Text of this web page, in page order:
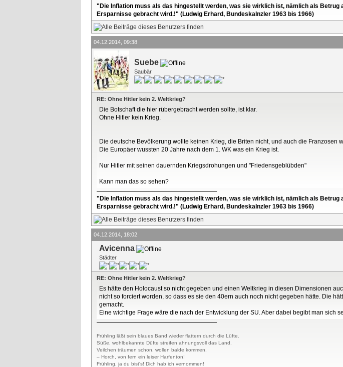
"Die Inflation muss als das hingestellt werden, was sie wirklich ist, nämlich als
Ersparnisse gebracht wird.!" (Ludwig Erhard, Bundeskalnzler 1963 bis 1966)
04.12.2014, 09:38
Suebe
Saubär
RE: Ohne Hitler kein 2. Weltkrieg?
Die Botschaft die hier rübergebracht werden sollte, ist klar.
Ohne Hitler kein Krieg.
Die deutsche Bevölkerung wollte keinen Krieg, die Briten nicht, und auch die Franzosen
Die Europäer wussten 20 Jahre nach dem 1. WK was ein Krieg ist.
Nur Hitler mit seinen dauernden Kriegsdrohungen und "Friedensgeblübden"
Kann man das so sehen?
"Die Inflation muss als das hingestellt werden, was sie wirklich ist, nämlich als
Ersparnisse gebracht wird.!" (Ludwig Erhard, Bundeskalnzler 1963 bis 1966)
04.12.2014, 18:02
Avicenna
Städter
RE: Ohne Hitler kein 2. Weltkrieg?
Es hätte den Holocaust so nicht gegeben und einen Weltkrieg in diesen Dimensionen
nicht so forciert worden, so dass es sie den 40ern auch noch nicht gegeben hätte. Die
gemacht.
Eine wichtige Frage wäre die nach der Entwicklung der SU. Aber dabei begibt man sich
Frühling läßt sein blaues Band wieder flattern durch die Lüfte.
Süße, wohlbekannte Düfte streifen ahnungsvoll das Land.
Veilchen träumen schon, wollen balde kommen.
– Horch, von fern ein leiser Harfenton!
Frühling, ja du bist's! Dich hab ich vernommen!